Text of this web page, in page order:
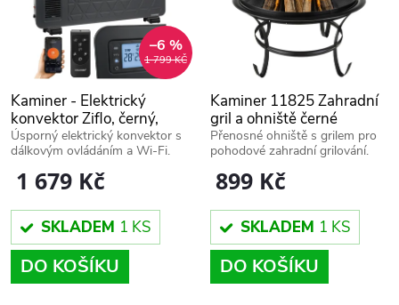
p
r
o
d
u
p
r
o
d
1 799 KČ
–6 %
Kaminer - Elektrický
konvektor Ziflo, černý,
W26403
1 679 Kč
SKLADEM 1 KS
DO KOŠÍKU
Úsporný elektrický konvektor s
dálkovým ovládáním a Wi-Fi.
Kaminer 11825 Zahradní
gril a ohniště černé
899 Kč
SKLADEM 1 KS
DO KOŠÍKU
Přenosné ohniště s grilem pro
pohodové zahradní grilování.